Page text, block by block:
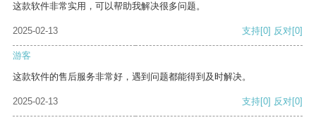
这款软件非常实用，可以帮助我解决很多问题。
2025-02-13 支持[0] 反对[0]
游客
这款软件的售后服务非常好，遇到问题都能得到及时解决。
2025-02-13 支持[0] 反对[0]